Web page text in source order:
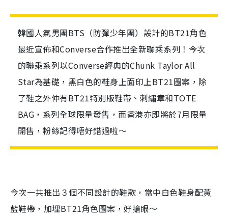
韓國人氣男團BTS（防彈少年團）設計的BT21角色
最近宣佈和Converse合作推出全新聯乘系列！今次
的聯乘系列以Converse經典的Chunk Taylor All
Star為基礎，黑白色的鞋身上面印上BT21圖案，除
了鞋之外仲有BT21特別版鞋帶、刺繡章和TOTE
BAG，系列全球限量發售，而香港亦即將於7月限量
開售，粉絲記得唔好錯過啦～
今次一共推出３個不同設計的鞋款，當中白色鞋身配黃
藍鞋帶，加埋BT21角色圖案，好搶眼～